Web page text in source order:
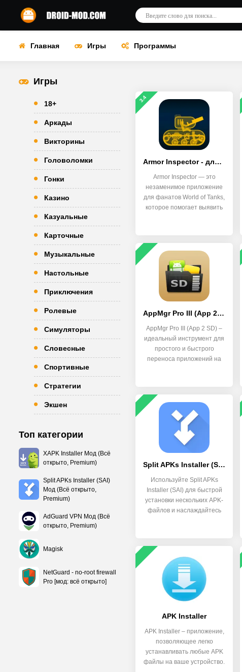
Главная Игры Программы
Игры
18+
Аркады
Викторины
Головоломки
Гонки
Казино
Казуальные
Карточные
Музыкальные
Настольные
Приключения
Ролевые
Симуляторы
Словесные
Спортивные
Стратегии
Экшен
Топ категории
XAPK Installer Мод (Всё
открыто, Premium)
Split APKs Installer (SAI)
Мод (Всё открыто,
Premium)
AdGuard VPN Мод (Всё
открыто, Premium)
Magisk
NetGuard - no-root firewall
Pro [мод: всё открыто]
3.4
Armor Inspector - для WoT
Armor Inspector — это
незаменимое приложение
для фанатов World of Tanks,
которое помогает выявить
AppMgr Pro III (App 2 SD)
AppMgr Pro III (App 2 SD) –
идеальный инструмент для
простого и быстрого
переноса приложений на
Split APKs Installer (SAI)
Используйте Split APKs
Installer (SAI) для быстрой
установки нескольких APK-
файлов и наслаждайтесь
APK Installer
APK Installer – приложение,
позволяющее легко
устанавливать любые APK
файлы на ваше устройство.